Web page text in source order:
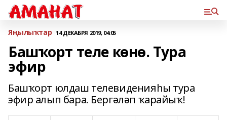
Яңылыҡтар 14 ДЕКАБРЯ 2019, 04:05
Башҡорт теле көнө. Тура
эфир
Башҡорт юлдаш телевиденияһы тура
эфир алып бара. Бергәләп ҡарайыҡ!